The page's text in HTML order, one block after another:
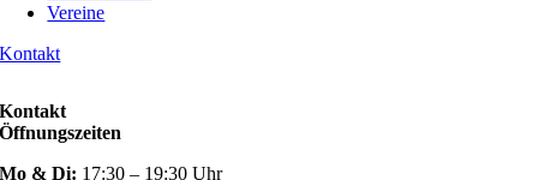
Vereine
Kontakt
Kontakt
Öffnungszeiten
Mo & Di: 17:30 – 19:30 Uhr